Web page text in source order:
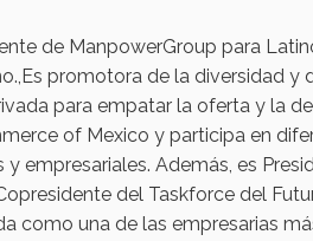
de ManpowerGroup para
promotora de la diversidad y
para empatar la oferta y la
of Mexico y participa en
empresariales. Además, es
del Taskforce del
como una de las empresarias